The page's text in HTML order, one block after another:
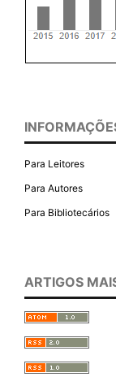
Para Leitores
Para Autores
Para Bibliotecários
ARTIGOS